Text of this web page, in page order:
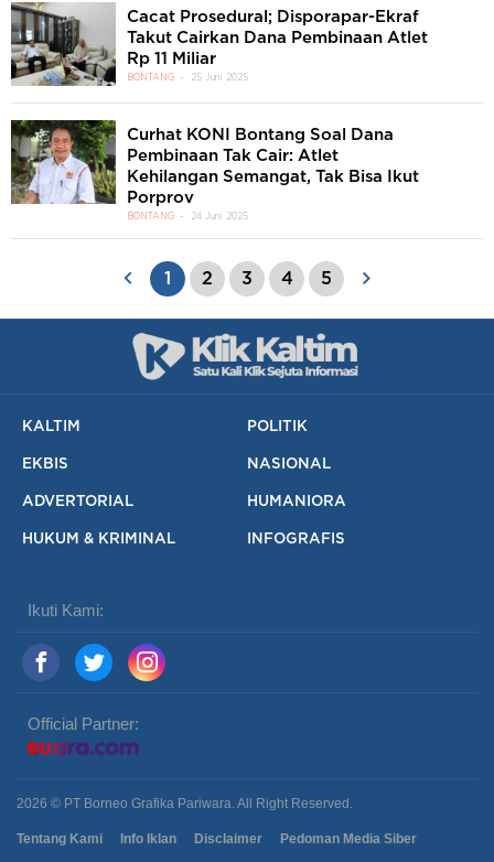
Cacat Prosedural; Disporapar-Ekraf
Takut Cairkan Dana Pembinaan Atlet
Rp 11 Miliar
BONTANG 25 Juni 2025
Curhat KONI Bontang Soal Dana
Pembinaan Tak Cair: Atlet
Kehilangan Semangat, Tak Bisa Ikut
Porprov
BONTANG 24 Juni 2025
1 2 3 4 5
KALTIM POLITIK
EKBIS NASIONAL
ADVERTORIAL HUMANIORA
HUKUM & KRIMINAL INFOGRAFIS
Ikuti Kami:
Official Partner:
2026 © PT Borneo Grafika Pariwara. All Right Reserved.
Tentang Kami Info Iklan Disclaimer Pedoman Media Siber